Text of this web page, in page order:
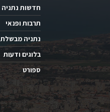
חדשות נתניה
תרבות ופנאי
נתניה מבשלת
בלוגים ודעות
ספורט